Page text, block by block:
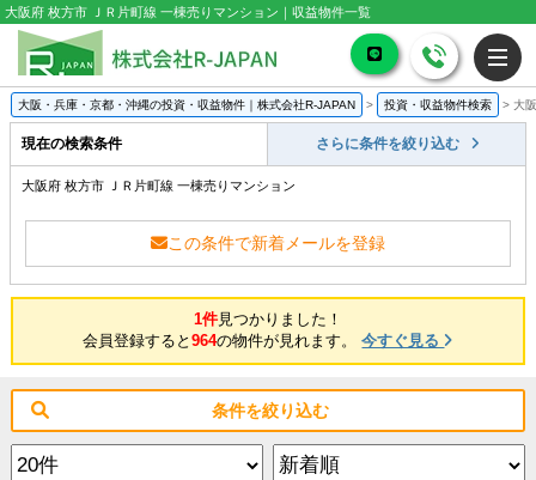
大阪府 枚方市 ＪＲ片町線 一棟売りマンション｜収益物件一覧
大阪・兵庫・京都・沖縄の投資・収益物件｜株式会社R-JAPAN > 投資・収益物件検索 > 大
現在の検索条件 さらに条件を絞り込む
大阪府 枚方市 ＪＲ片町線 一棟売りマンション
この条件で新着メールを登録
1件見つかりました！
会員登録すると964の物件が見れます。今すぐ見る
条件を絞り込む